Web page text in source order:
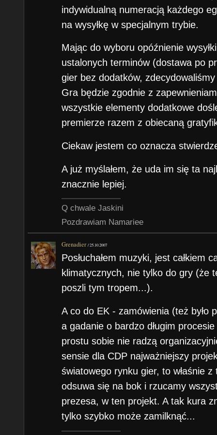
indywidualną numeracją każdego
na wysyłkę w specjalnym trybie.
Mając do wyboru opóźnienie
ustalonych terminów (dostawa po
gier bez dodatków,
Gra będzie zgodnie z
wszystkie elementy dodatkowe
premierze razem z obiecaną
Ciekaw jestem co oznacza
A już myślałem, że uda im się ta
znacznie lepiej.
Q chwale Jaskini
Pozdrawiam Namariee
Grenadier /25.10.2007
Posłuchałem muzyki, jest całkiem
klimatycznych, nie tylko do gry (że
poszli tym tropem...).
A co do EK - zamówienia (też było
a gadanie o bardzo długim
prostu sobie nie radzą
sensie dla CDP najważniejszy
światowego rynku gier, to właśnie
odsuwa się na bok i rzucamy
prezesa, w ten projekt. A tak kura
tylko szybko może zamilknąć...